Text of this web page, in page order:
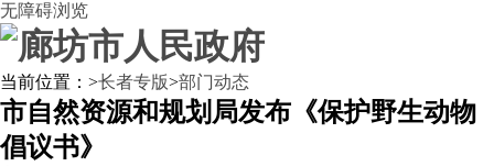
无障碍浏览
当前位置： >长者专版>部门动态
市自然资源和规划局发布《保护野生动物
倡议书》